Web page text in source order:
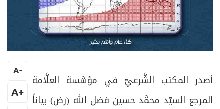
أصدر المكتب الشَّرعيّ في مؤسَّسة العلَّامة
المرجع السيّد محمَّد حسين فضل الله (رض) بياناً
-
A
+A